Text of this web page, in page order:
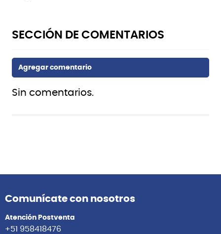
Sin comentarios.
Comunícate con nosotros
Atención Postventa
+51 958418476